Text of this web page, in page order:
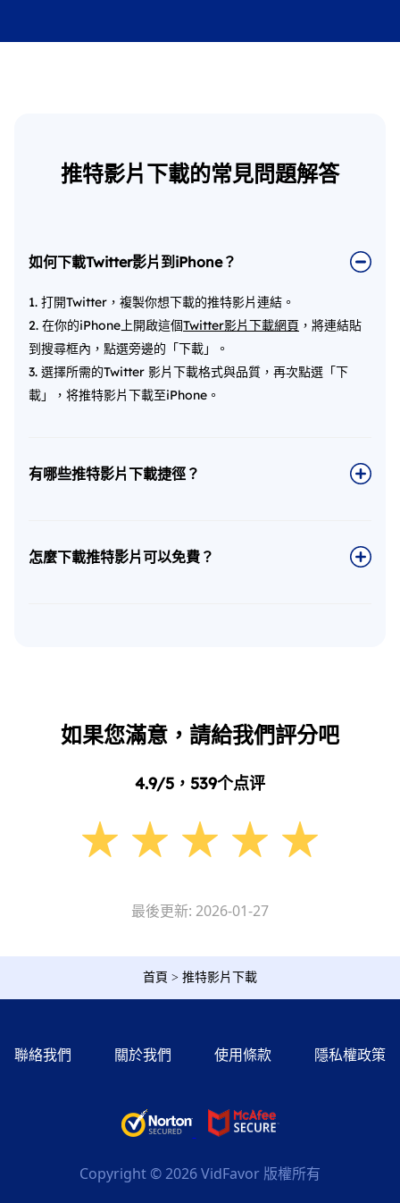
推特影片下載的常見問題解答
如何下載Twitter影片到iPhone？
1. 打開Twitter，複製你想下載的推特影片連結。
2. 在你的iPhone上開啟這個Twitter影片下載網頁 ，將連結貼
到搜尋框內，點選旁邊的「下載」。
3. 選擇所需的Twitter 影片下載格式與品質，再次點選「下
載」，将推特影片下載至iPhone。
有哪些推特影片下載捷徑？
怎麼下載推特影片可以免費？
如果您滿意，請給我們評分吧
4.9/5， 539个点评
最後更新: 2026-01-27
首頁 > 推特影片下載
聯絡我們 關於我們 使用條款 隱私權政策
Copyright ©2026VidFavor 版權所有